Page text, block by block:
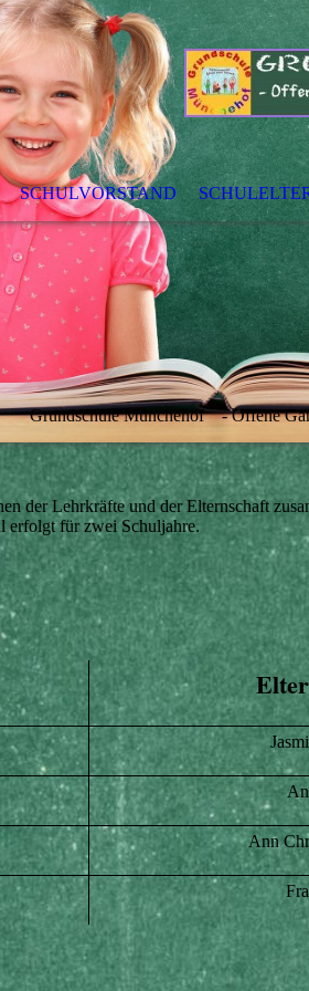
SCHULVORSTAND
Grundschule Münchehof - Offene
der Lehrkräfte und der Elternschaft
erfolgt für zwei Schuljahre.
Ann